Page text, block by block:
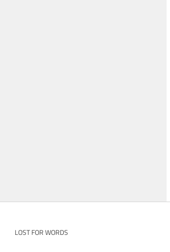
LOST FOR WORDS